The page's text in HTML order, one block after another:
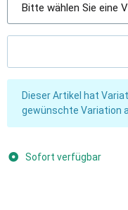
Bitte wählen Sie eine
xDieser Artikel hat
gewünschte Variation
Sofort verfügbar